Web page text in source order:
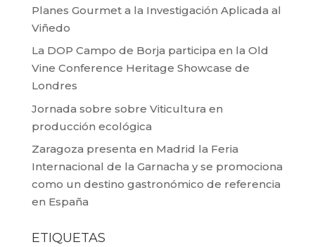
Planes Gourmet a la Investigación Aplicada al
Viñedo
La DOP Campo de Borja participa en la Old
Vine Conference Heritage Showcase de
Londres
Jornada sobre sobre Viticultura en
producción ecológica
Zaragoza presenta en Madrid la Feria
Internacional de la Garnacha y se promociona
como un destino gastronómico de referencia
en España
ETIQUETAS